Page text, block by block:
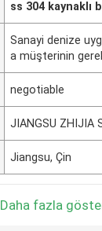
ss 304 kaynaklı
Sanayi denize
a müşterinin
negotiable
JIANGSU ZHIJIA
Jiangsu, Çin
Daha fazla